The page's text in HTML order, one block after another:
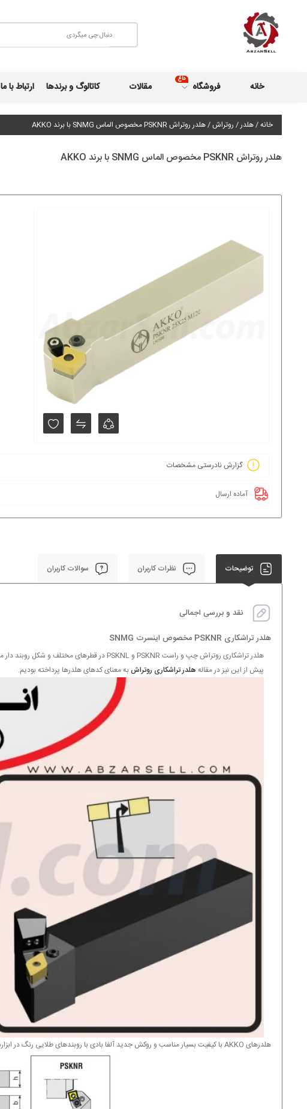
خانه فروشگاه
داغ
مقالات کاتالوگ و برندها ارتباط با ما
خانه/هلدر/ روتراش/ هلدر روتراش PSKNR مخصوص الماس SNMG با برند AKKO
هلدر روتراش PSKNR مخصوص الماس SNMG با برند AKKO
گزارش نادرستی مشخصات
آماده ارسال
توضیحات نظرات کاربران سوالات کاربران
نقد و بررسی اجمالی
هلدر تراشکاری PSKNR مخصوص اینسرت SNMG
هلدر تراشکاری روتراش چپ و راست PSKNR و PSKNL در قطرهای مختلف و شکل روبند دار مناسب برای
پیش از این نیز در مقاله هلدر تراشکاری روتراشبه معنای کدهای هلدرها پرداخته بودیم.
هلدرهای AKKO با کیفیت بسیار مناسب و روکش جدید آلفا بادی با روبندهای طلایی رنگ در ابزارسل موجود می باشد.